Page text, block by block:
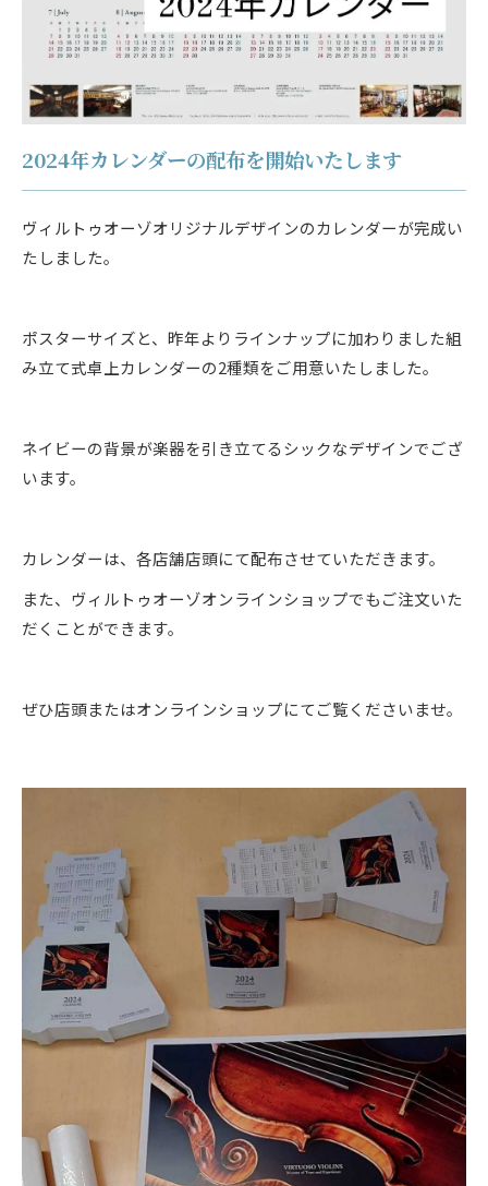
2024年カレンダーの配布を開始いたします
ヴィルトゥオーゾオリジナルデザインのカレンダーが完成い
たしました。
ポスターサイズと、昨年よりラインナップに加わりました組
み立て式卓上カレンダーの2種類をご用意いたしました。
ネイビーの背景が楽器を引き立てるシックなデザインでござ
います。
カレンダーは、各店舗店頭にて配布させていただきます。
また、ヴィルトゥオーゾオンラインショップでもご注文いた
だくことができます。
ぜひ店頭またはオンラインショップにてご覧くださいませ。